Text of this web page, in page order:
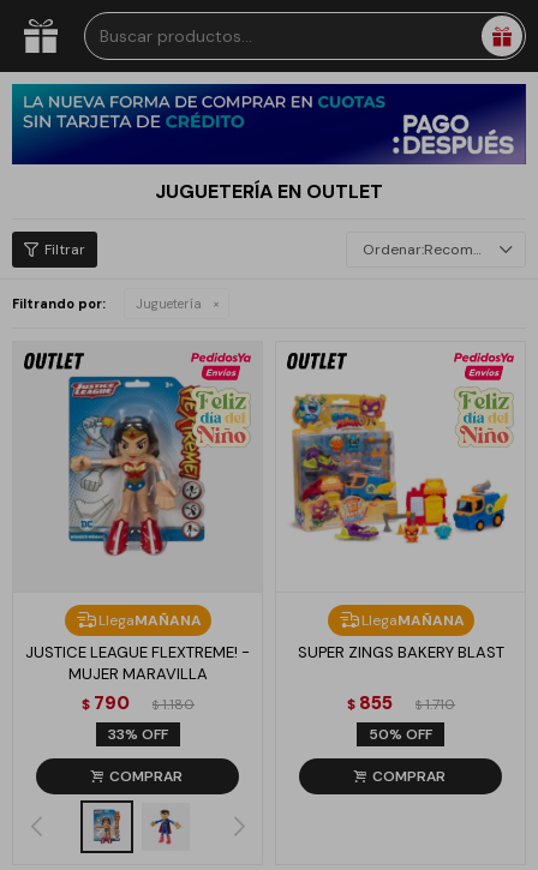
JUGUETERÍA EN OUTLET
Recomendados
Filtrando por: Juguetería
LlegaMAÑANA
JUSTICE LEAGUE FLEXTREME! -
MUJER MARAVILLA
$ 790 $ 1.180
33
LlegaMAÑANA
SUPER ZINGS BAKERY BLAST
$ 855 $ 1.710
50